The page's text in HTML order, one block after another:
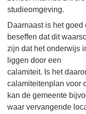
studieomgeving.
Daarnaast is het
beseffen dat dit
zijn dat het onderwijs
liggen door een
calamiteit. Is het
calamiteitenplan voor
kan de gemeente
waar vervangende